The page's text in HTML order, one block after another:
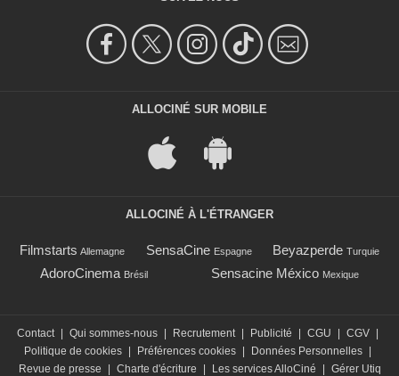
ALLOCINÉ SUR MOBILE
ALLOCINÉ À L'ÉTRANGER
Filmstarts Allemagne SensaCine Espagne Beyazperde Turquie
AdoroCinema Brésil Sensacine México Mexique
Contact Qui sommes-nous Recrutement Publicité CGU CGV
Politique de cookies
Préférences cookies Données Personnelles
Revue de presse
Charte d'écriture Les services AlloCiné Gérer Utiq